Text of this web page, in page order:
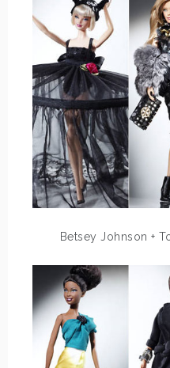
Betsey Johnson +